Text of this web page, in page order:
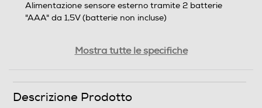
Alimentazione sensore esterno tramite 2 batterie
"AAA" da 1,5V (batterie non incluse)
Mostra tutte le specifiche
Descrizione Prodotto